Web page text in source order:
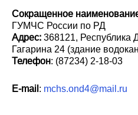
Сокращенное
ГУМЧС России по РД
Адрес: 368121, Республика
Гагарина 24 (здание
Телефон: (87234) 2-18-03
E-mail: mchs.ond4@mail.ru